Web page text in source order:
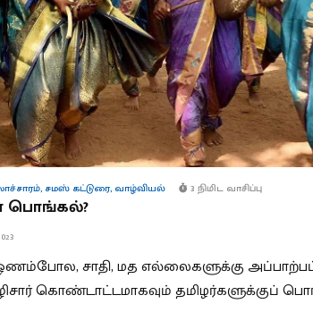
, சமஸ் கட்டுரை, வாழ்வியல் 3 நிமிட வாசிப்பு
பொங்கல்?
சாதி, மத எல்லைகளுக்கு
கொண்டாட்டமாகவும் தமிழர்களுக்குப்